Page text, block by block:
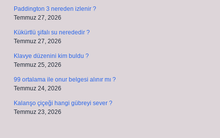
Paddington 3 nereden izlenir ?
Temmuz 27, 2026
Kükürtlü şifalı su nerededir ?
Temmuz 27, 2026
Klavye düzenini kim buldu ?
Temmuz 25, 2026
99 ortalama ile onur belgesi alınır mı ?
Temmuz 24, 2026
Kalanşo çiçeği hangi gübreyi sever ?
Temmuz 23, 2026